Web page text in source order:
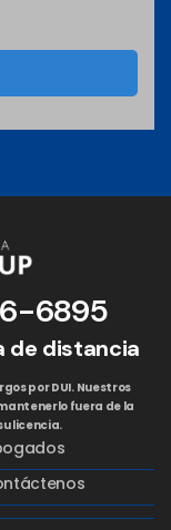
6895
de distancia
por DUI. Nuestros
fuera de la
licencia.